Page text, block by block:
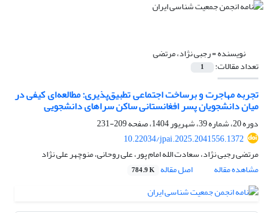
نویسنده =رجبی نژاد، مرتضی
تعداد مقالات: 1
تجربه مهاجرت و برساخت اجتماعی تطبیق‌پذیری: مطالعه‌ای کیفی در
میان دانشجویان پسر افغانستانی ساکن سراهای دانشجویی
دوره 20، شماره 39، شهریور 1404، صفحه
209-231
10.22034/jpai.2025.2041556.1372
مرتضی رجبی نژاد، سعادت الله امام پور، علی روحانی، منوچهر علی نژاد
مشاهده مقاله
اصل مقاله 784.9 K